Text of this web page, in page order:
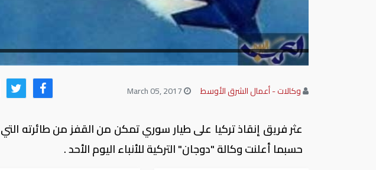
وكالات - أعمال الشرق الأوسط
عثر فريق إنقاذ تركيا على طيار سوري تمكن من القفز من طائرته
حسبما أعلنت وكالة "دوجان" التركية للأنباء اليوم الأحد .